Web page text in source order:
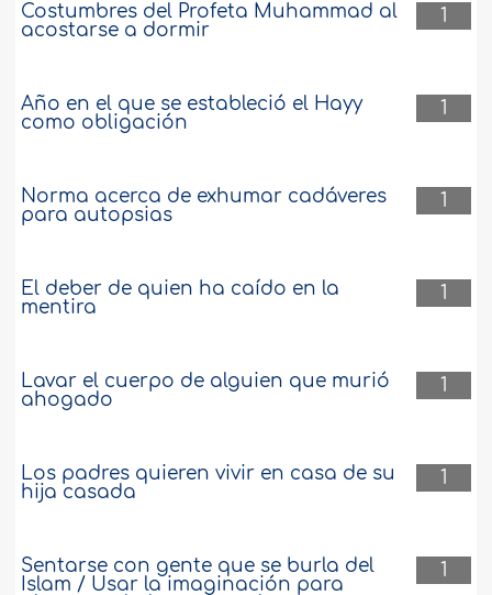
1
Costumbres del Profeta Muhammad al
acostarse a dormir
1
Año en el que se estableció el Hayy
como obligación
1
Norma acerca de exhumar cadáveres
para autopsias
1
El deber de quien ha caído en la
mentira
1
Lavar el cuerpo de alguien que murió
ahogado
1
Los padres quieren vivir en casa de su
hija casada
1
Sentarse con gente que se burla del
Islam / Usar la imaginación para